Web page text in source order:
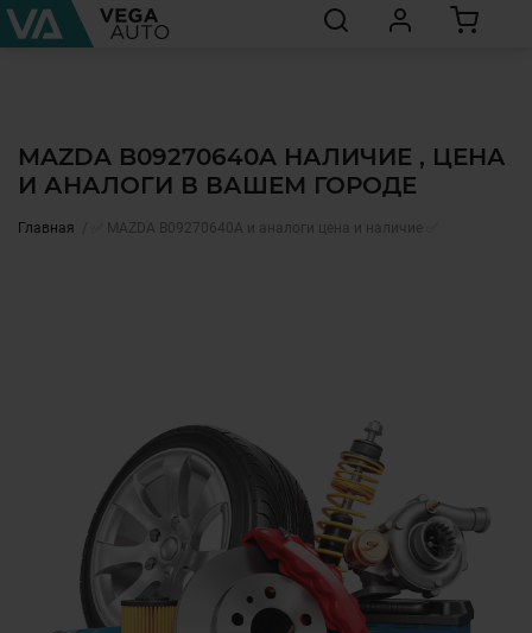
MAZDA B09270640A НАЛИЧИЕ , ЦЕНА
И АНАЛОГИ В ВАШЕМ ГОРОДЕ
Главная ✅ MAZDA B09270640A и аналоги цена и наличие ✅